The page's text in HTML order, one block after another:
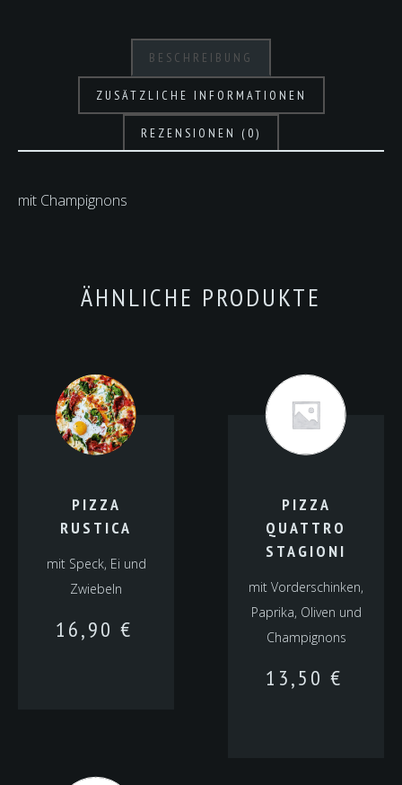
BESCHREIBUNG
ZUSÄTZLICHE INFORMATIONEN
REZENSIONEN (0)
mit Champignons
ÄHNLICHE PRODUKTE
PIZZA
RUSTICA
mit Speck, Ei und
Zwiebeln
16,90 €
PIZZA
QUATTRO
STAGIONI
mit Vorderschinken,
Paprika, Oliven und
Champignons
13,50 €